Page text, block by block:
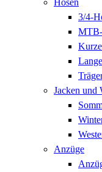
3/4-
Jacken und
Anzüge